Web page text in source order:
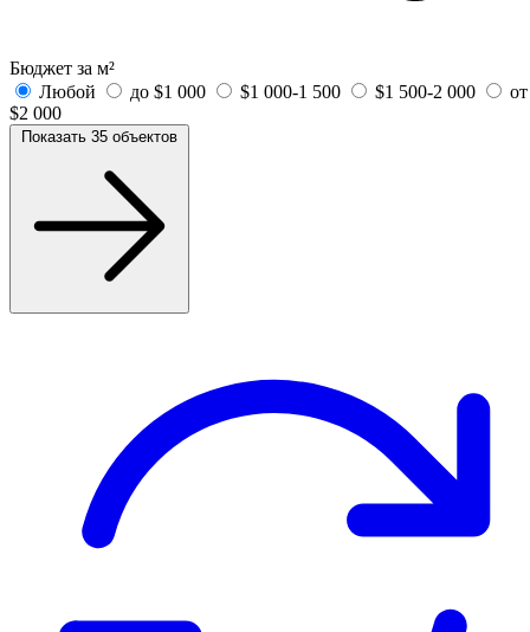
Бюджет за м²
Любой
до $1 000 $1 000-1 500 $1 500-2 000
от
$2 000
Показать 35 объектов